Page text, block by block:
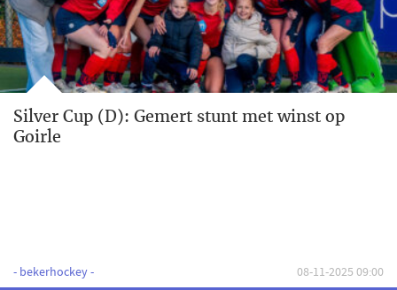
Silver Cup (D): Gemert stunt met winst op
Goirle
- bekerhockey - 08-11-2025 09:00